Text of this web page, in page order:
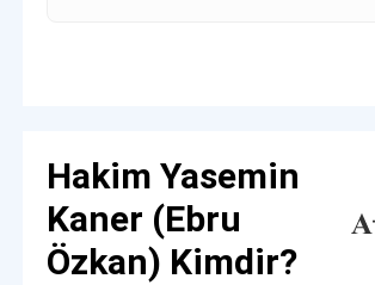
Hakim Yasemin
Kaner (Ebru
Özkan) Kimdir?